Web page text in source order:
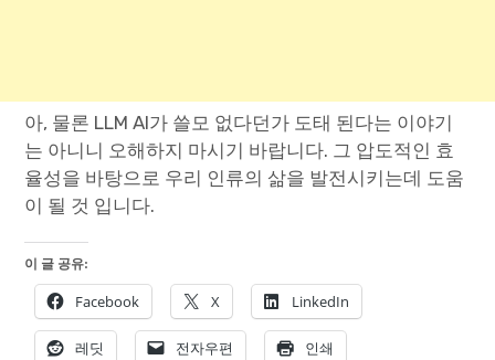
아, 물론 LLM AI가 쓸모 없다던가 도태 된다는 이야기
는 아니니 오해하지 마시기 바랍니다. 그 압도적인 효
율성을 바탕으로 우리 인류의 삶을 발전시키는데 도움
이 될 것 입니다.
이 글 공유:
Facebook X LinkedIn
레딧 전자우편 인쇄